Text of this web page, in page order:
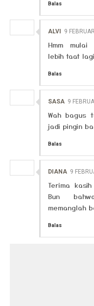
Balas
ALVI 9
Hmm
lebih taat
Balas
SASA 9
Wah bagus
jadi pingin
Balas
DIANA 9
Terima
Bun
memanglah
Balas